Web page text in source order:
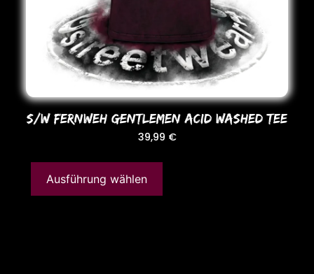
S/W FERNWEH GENTLEMEN ACID WASHED TEE
39,99 €
Ausführung wählen